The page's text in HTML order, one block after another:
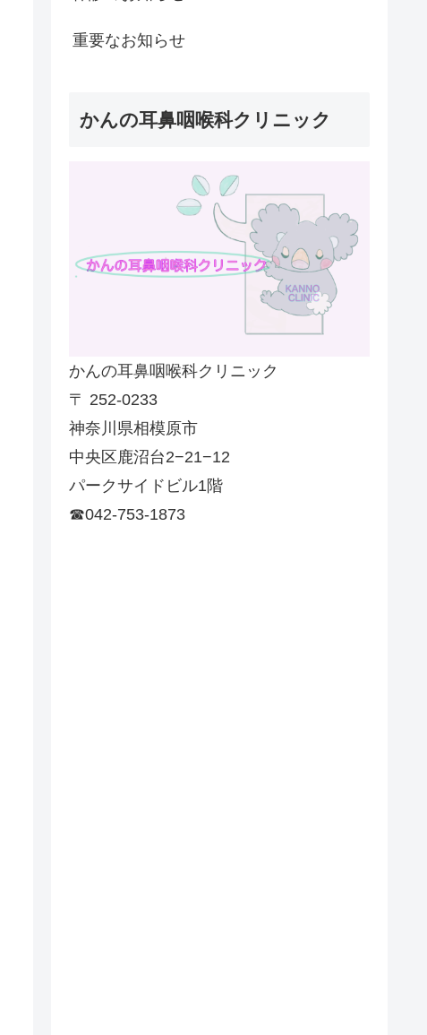
重要なお知らせ
かんの耳鼻咽喉科クリニック
かんの耳鼻咽喉科クリニック
〒 252-0233
神奈川県相模原市
中央区鹿沼台2−21−12
パークサイドビル1階
☎042-753-1873